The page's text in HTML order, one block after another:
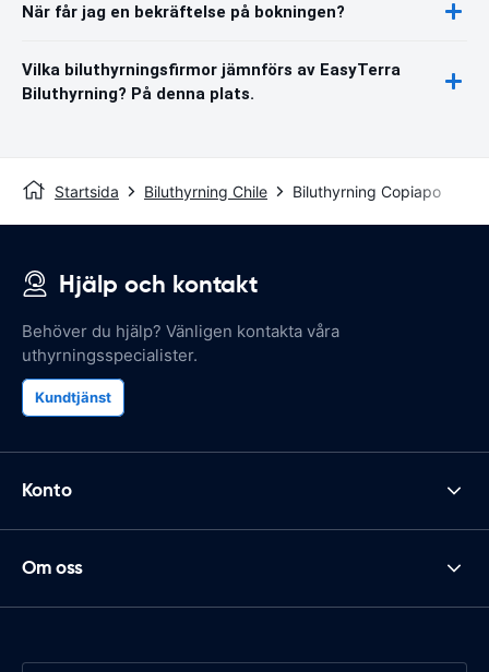
När får jag en bekräftelse på bokningen?
Vilka biluthyrningsfirmor jämnförs av EasyTerra
Biluthyrning? På denna plats.
Startsida Biluthyrning Chile Biluthyrning Copiapo
Hjälp och kontakt
Behöver du hjälp? Vänligen kontakta våra
uthyrningsspecialister.
Kundtjänst
Konto
Om oss